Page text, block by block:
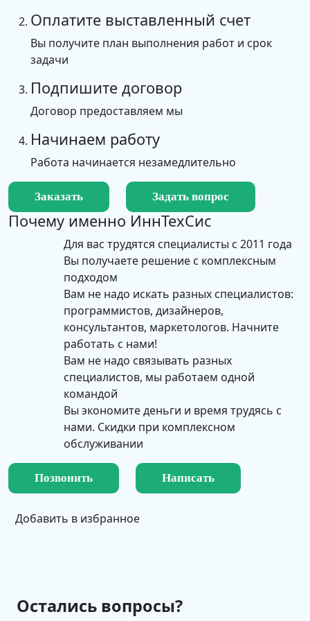
Оплатите выставленный счет
Вы получите план выполнения работ и срок
задачи
Подпишите договор
Договор предоставляем мы
Начинаем работу
Работа начинается незамедлительно
Заказать Задать вопрос
Почему именно ИннТехСис
Для вас трудятся специалисты с 2011 года
Вы получаете решение с комплексным
подходом
Вам не надо искать разных специалистов:
программистов, дизайнеров,
консультантов, маркетологов. Начните
работать с нами!
Вам не надо связывать разных
специалистов, мы работаем одной
командой
Вы экономите деньги и время трудясь с
нами. Скидки при комплексном
обслуживании
Позвонить Написать
Добавить в избранное
Остались вопросы?